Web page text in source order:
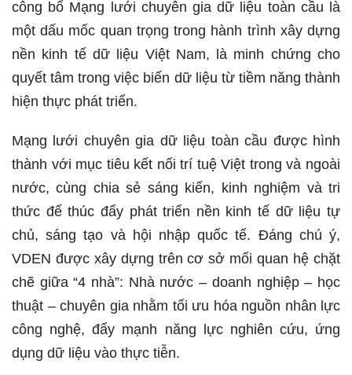
công bố Mạng lưới chuyên gia dữ liệu toàn cầu là
một dấu mốc quan trọng trong hành trình xây dựng
nền kinh tế dữ liệu Việt Nam, là minh chứng cho
quyết tâm trong việc biến dữ liệu từ tiềm năng thành
hiện thực phát triển.
Mạng lưới chuyên gia dữ liệu toàn cầu được hình
thành với mục tiêu kết nối trí tuệ Việt trong và ngoài
nước, cùng chia sẻ sáng kiến, kinh nghiệm và tri
thức để thúc đẩy phát triển nền kinh tế dữ liệu tự
chủ, sáng tạo và hội nhập quốc tế. Đáng chú ý,
VDEN được xây dựng trên cơ sở mối quan hệ chặt
chẽ giữa “4 nhà”: Nhà nước – doanh nghiệp – học
thuật – chuyên gia nhằm tối ưu hóa nguồn nhân lực
công nghệ, đẩy mạnh năng lực nghiên cứu, ứng
dụng dữ liệu vào thực tiễn.